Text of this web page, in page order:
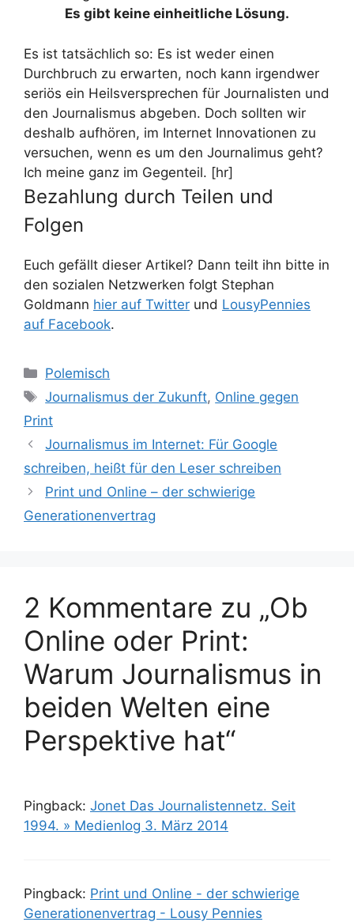
Es gibt keine einheitliche Lösung.
Es ist tatsächlich so: Es ist weder einen
Durchbruch zu erwarten, noch kann irgendwer
seriös ein Heilsversprechen für Journalisten und
den Journalismus abgeben. Doch sollten wir
deshalb aufhören, im Internet Innovationen zu
versuchen, wenn es um den Journalimus geht?
Ich meine ganz im Gegenteil. [hr]
Bezahlung durch Teilen und
Folgen
Euch gefällt dieser Artikel? Dann teilt ihn bitte in
den sozialen Netzwerken folgt Stephan
Goldmann hier auf Twitter und LousyPennies
auf Facebook.
Kategorien
Polemisch
Schlagwörter
Journalismus der Zukunft, Online gegen
Print
Journalismus im Internet: Für Google
schreiben, heißt für den Leser schreiben
Print und Online – der schwierige
Generationenvertrag
2 Kommentare zu „Ob
Online oder Print:
Warum Journalismus in
beiden Welten eine
Perspektive hat“
Pingback: Jonet Das Journalistennetz. Seit
1994. » Medienlog 3. März 2014
Pingback: Print und Online - der schwierige
Generationenvertrag - Lousy Pennies